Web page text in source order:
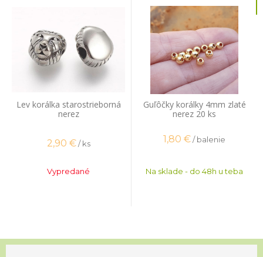
Lev korálka starostrieborná
nerez
2,90 € / ks
Vypredané
Guľôčky korálky 4mm zlaté
nerez 20 ks
1,80 €/ balenie
Na sklade - do 48h u teba